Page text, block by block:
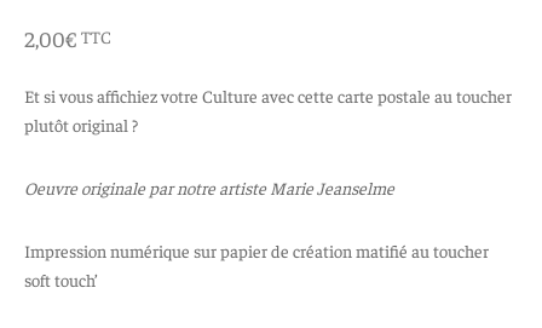
2,00€ TTC
Et si vous affichiez votre Culture avec cette carte postale au toucher
plutôt original ?
Oeuvre originale par notre artiste Marie Jeanselme
Impression numérique sur papier de création matifié au toucher
soft touch’